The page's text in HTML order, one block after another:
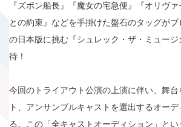
『ズボン船長』『魔女の宅急便』『オリヴ
との約束』などを手掛けた盤石のタッグが
の日本版に挑む『シュレック・ザ・ミュー
待！
今回のトライアウト公演の上演に伴い、舞台
ト、アンサンブルキャストを選出するオー
る。この「全キャストオーディション」と